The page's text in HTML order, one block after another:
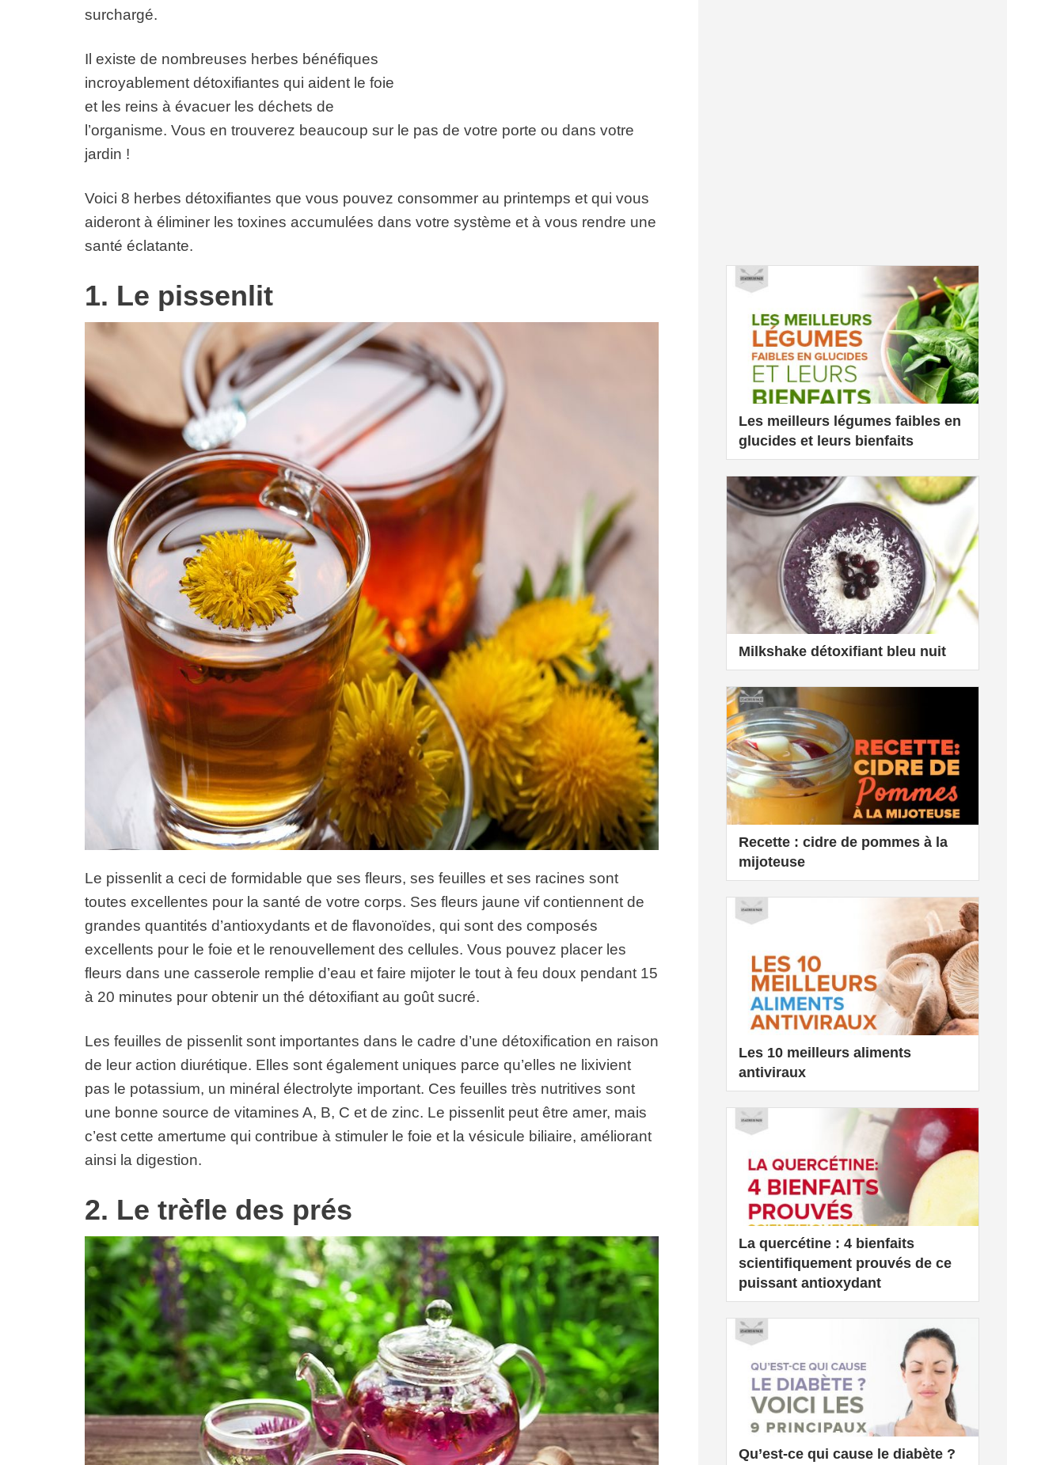
surchargé.
Il existe de nombreuses herbes bénéfiques
incroyablement détoxifiantes qui aident le foie
et les reins à évacuer les déchets de
l’organisme. Vous en trouverez beaucoup sur le pas de votre porte ou dans votre
jardin !
Voici 8 herbes détoxifiantes que vous pouvez consommer au printemps et qui vous
aideront à éliminer les toxines accumulées dans votre système et à vous rendre une
santé éclatante.
1. Le pissenlit
Le pissenlit a ceci de formidable que ses fleurs, ses feuilles et ses racines sont
toutes excellentes pour la santé de votre corps. Ses fleurs jaune vif contiennent de
grandes quantités d’antioxydants et de flavonoïdes, qui sont des composés
excellents pour le foie et le renouvellement des cellules. Vous pouvez placer les
fleurs dans une casserole remplie d’eau et faire mijoter le tout à feu doux pendant 15
à 20 minutes pour obtenir un thé détoxifiant au goût sucré.
Les feuilles de pissenlit sont importantes dans le cadre d’une détoxification en raison
de leur action diurétique. Elles sont également uniques parce qu’elles ne lixivient
pas le potassium, un minéral électrolyte important. Ces feuilles très nutritives sont
une bonne source de vitamines A, B, C et de zinc. Le pissenlit peut être amer, mais
c’est cette amertume qui contribue à stimuler le foie et la vésicule biliaire, améliorant
ainsi la digestion.
2. Le trèfle des prés
Les meilleurs légumes faibles en
glucides et leurs bienfaits
Milkshake détoxifiant bleu nuit
Recette : cidre de pommes à la
mijoteuse
Les 10 meilleurs aliments
antiviraux
La quercétine : 4 bienfaits
scientifiquement prouvés de ce
puissant antioxydant
Qu’est-ce qui cause le diabète ?